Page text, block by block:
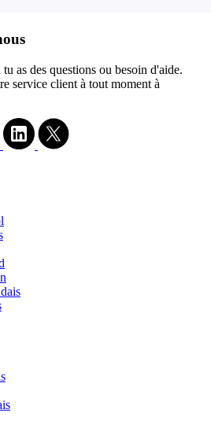
as des questions ou besoin d'aide.
service client à tout moment à